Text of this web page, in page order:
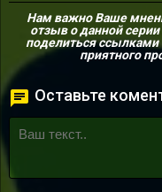
Нам важно Ваше
отзыв о данной
поделиться ссылками
приятного
Оставьте